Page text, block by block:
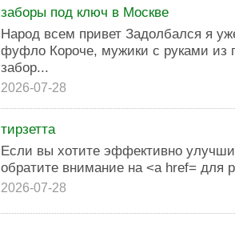
заборы под ключ в Москве
Народ всем привет Задолбался я
фуфло Короче, мужики с руками из
забор...
2026-07-28
тирзетта
Если вы хотите эффективно
обратите внимание на <a href= для
2026-07-28